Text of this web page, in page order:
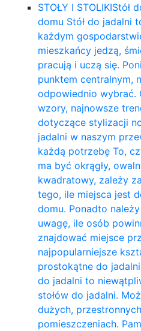
STOŁY I STOLIKIStół
domu Stół do jadalni
każdym
mieszkańcy jedzą,
pracują i uczą się.
punktem centralnym,
odpowiednio wybrać.
wzory, najnowsze
dotyczące stylizacji
jadalni w naszym
każdą potrzebę To,
ma być okrągły,
kwadratowy, zależy
tego, ile miejsca jest
domu. Ponadto
uwagę, ile osób
znajdować miejsce
najpopularniejsze
prostokątne do
do jadalni to
stołów do jadalni.
dużych,
pomieszczeniach.